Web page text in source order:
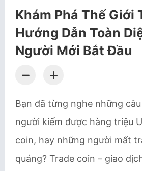
Khám Phá Thế Giới
Hướng Dẫn Toàn
Người Mới Bắt Đầu
Bạn đã từng nghe những
người kiếm được hàng triệu
coin, hay những người mất
quáng? Trade coin – giao